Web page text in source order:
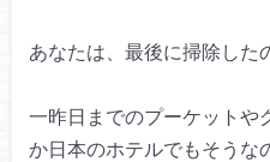
あなたは、 最後に掃除した
一昨日までのプーケットや
か日本のホテルでもそうな